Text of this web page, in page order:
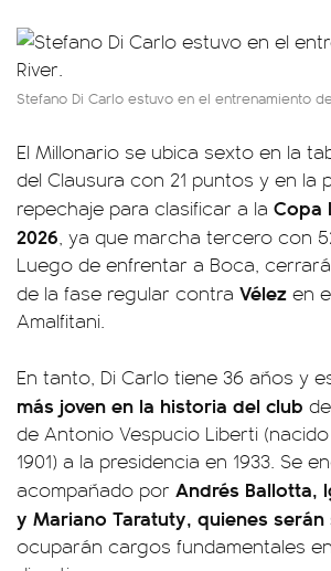
Stefano Di Carlo estuvo en el entrenamiento
El Millonario se ubica sexto en la
del Clausura con 21 puntos y en la
repechaje para clasificar a la Copa
2026, ya que marcha tercero con
Luego de enfrentar a Boca,
de la fase regular contra Vélez en
Amalfitani.
En tanto, Di Carlo tiene 36 años y
más joven en la historia del club
de Antonio Vespucio Liberti
1901) a la presidencia en 1933. Se
acompañado por Andrés Ballotta,
y Mariano Taratuty, quienes serán
ocuparán cargos fundamentales